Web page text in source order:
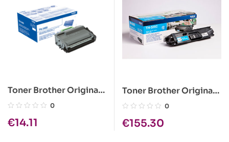
Toner Brother Original
TN-3480 0
€14.11
Toner Brother Original
TN-326C Azul
0
€155.30